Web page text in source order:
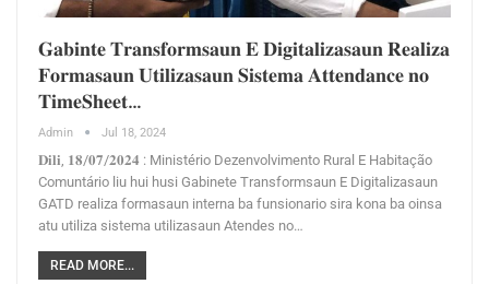
𝐆𝐚𝐛𝐢𝐧𝐭𝐞 𝐓𝐫𝐚𝐧𝐬𝐟𝐨𝐫𝐦𝐬𝐚𝐮𝐧 𝐄 𝐃𝐢𝐠𝐢𝐭𝐚𝐥𝐢𝐳𝐚𝐬𝐚𝐮𝐧 𝐑𝐞𝐚𝐥𝐢𝐳𝐚
𝐅𝐨𝐫𝐦𝐚𝐬𝐚𝐮𝐧 𝐔𝐭𝐢𝐥𝐢𝐳𝐚𝐬𝐚𝐮𝐧 𝐒𝐢𝐬𝐭𝐞𝐦𝐚 𝐀𝐭𝐭𝐞𝐧𝐝𝐚𝐧𝐜𝐞 𝐧𝐨
𝐓𝐢𝐦𝐞𝐒𝐡𝐞𝐞𝐭…
Admin Jul 18, 2024
𝐃𝐢𝐥𝐢, 𝟏𝟖/𝟎𝟕/𝟐𝟎𝟐𝟒 : Ministério Dezenvolvimento Rural E Habitação
Comuntário liu hui husi Gabinete Transformsaun E Digitalizasaun
GATD realiza formasaun interna ba funsionario sira kona ba oinsa
atu utiliza sistema utilizasaun Atendes no…
READ MORE...